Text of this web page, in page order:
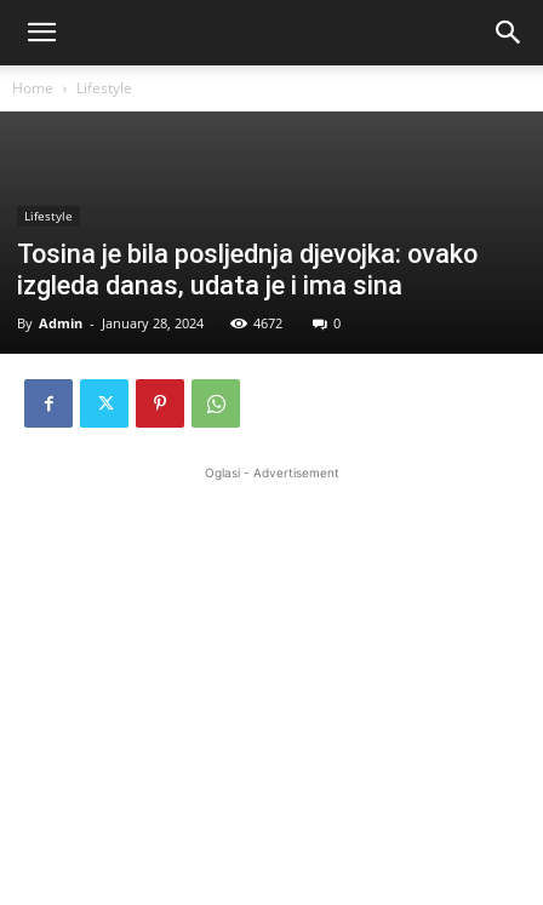
Home Lifestyle
Lifestyle
Tosina je bila posljednja djevojka: ovako
izgleda danas, udata je i ima sina
By Admin - January 28, 2024 4672 0
Oglasi - Advertisement